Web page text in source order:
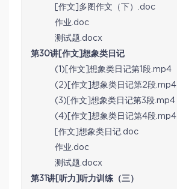
[作文]多图作文（下）.doc
作业.doc
测试题.docx
第30讲[作文]想象类日记
(1)[作文]想象类日记第1段.mp4
(2)[作文]想象类日记第2段.mp4
(3)[作文]想象类日记第3段.mp4
(4)[作文]想象类日记第4段.mp4
[作文]想象类日记.doc
作业.doc
测试题.docx
第31讲[听力]听力训练（三）